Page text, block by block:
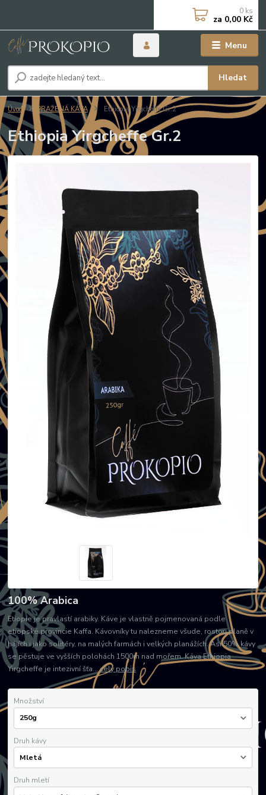
Menu
Hledat
0 ks
za 0,00 Kč
Úvod PRAŽENÁ KÁVA Ethiopia Yirgcheffe Gr.2
Ethiopia Yirgcheffe Gr.2
100% Arabica
Etiopie je pravlastí arabiky. Káve je vlastně pojmenovaná podle
etiopské provincie Kaffa. Kávovníky tu nalezneme všude, rostou planě v
hájích i jako solitéry, na malých farmách i velkých planážích. Asi 50% kávy
se pěstuje ve vyšších polohách 1500m nad mořem. Káva Ethiopia
Yirgcheffe je intezivní šťa...celý popis
Množství
Druh kávy
Druh mletí